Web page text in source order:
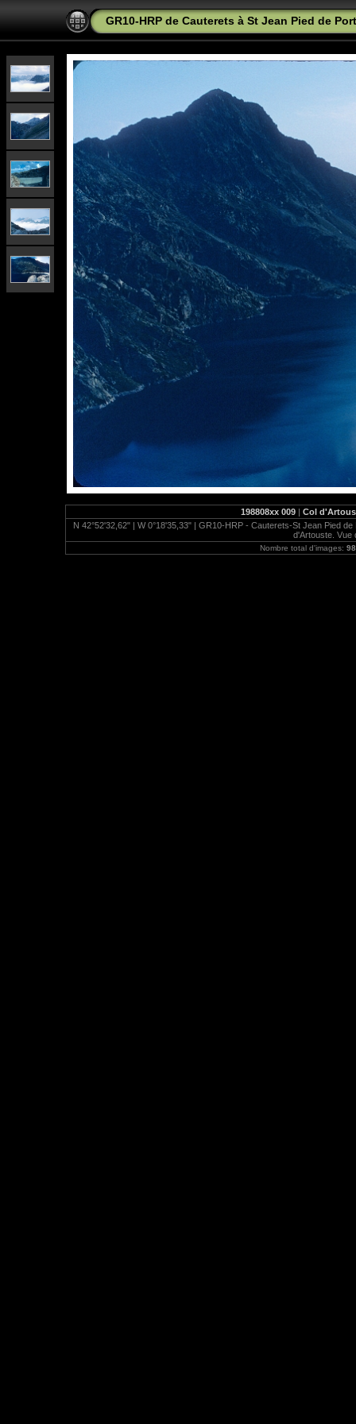
GR10-HRP de Cauterets à St Jean Pied de
198808xx 009| Col
N 42°52'32,62" | W 0°18'35,33" | GR10-HRP - Cauterets-St Jean Pied
d'Artouste. Vue
Nombre total d'images: 98